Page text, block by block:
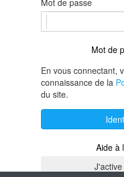
Mot de passe
Mot de
En vous connectant,
connaissance de la
du site.
Aide à